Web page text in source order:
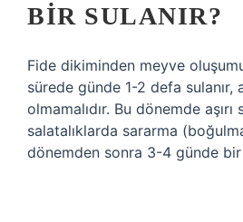
BIR SULANIR?
Fide dikiminden meyve
sürede günde 1-2 defa sulanır,
olmamalıdır. Bu dönemde aşırı
salatalıklarda sararma
dönemden sonra 3-4 günde bir